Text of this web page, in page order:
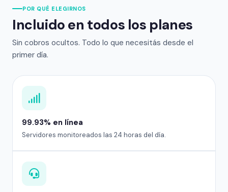
POR QUÉ ELEGIRNOS
Incluido en todos los planes
Sin cobros ocultos. Todo lo que necesitás desde el
primer día.
99.93% en línea
Servidores monitoreados las 24 horas del día.